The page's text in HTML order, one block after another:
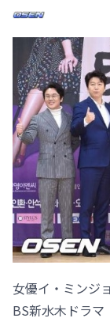
女優イ・ミンジ
BS新水木ドラ